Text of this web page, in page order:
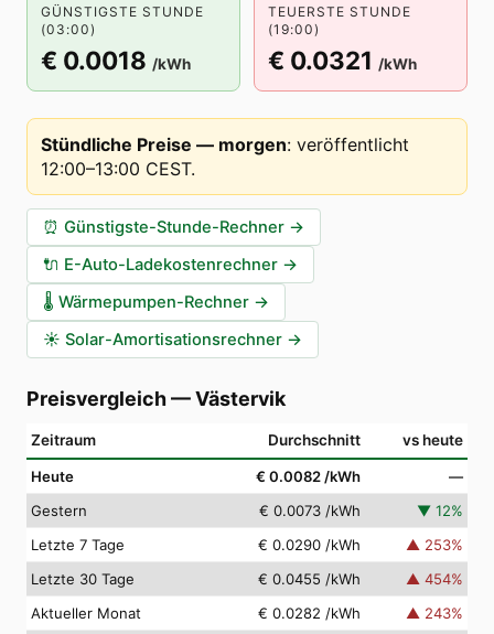
GÜNSTIGSTE STUNDE
(03:00)
€ 0.0018 /kWh
TEUERSTE STUNDE
(19:00)
€ 0.0321 /kWh
Stündliche Preise — morgen: veröffentlicht
12:00–13:00 CEST.
⏰ Günstigste-Stunde-Rechner →
🔌 E-Auto-Ladekostenrechner →
🌡️ Wärmepumpen-Rechner →
☀️ Solar-Amortisationsrechner →
Preisvergleich—Västervik
Zeitraum Durchschnitt vs heute
Heute € 0.0082 /kWh
—
Gestern
€ 0.0073 /kWh ▼ 12%
Letzte 7 Tage
€ 0.0290 /kWh ▲ 253%
Letzte 30 Tage
€ 0.0455 /kWh ▲ 454%
Aktueller Monat
€ 0.0282 /kWh ▲ 243%